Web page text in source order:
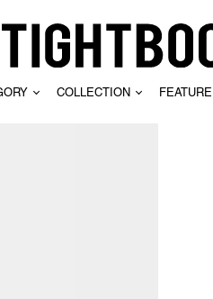
COLLECTION FEATURE